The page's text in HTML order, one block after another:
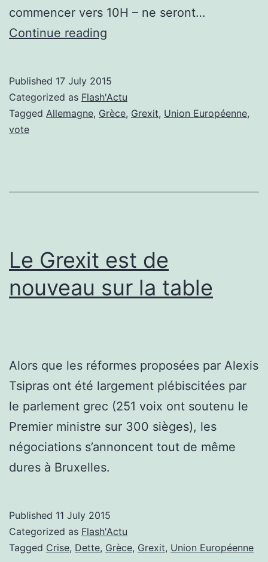
commencer vers 10H – ne seront…
Continue reading
l’Allemagne
va-
?
Published 17 July 2015
Categorized as Flash'Actu
Tagged Allemagne, Grèce, Grexit, Union Européenne,
vote
Le Grexit est de
nouveau sur la table
Alors que les réformes proposées par Alexis
Tsipras ont été largement plébiscitées par
le parlement grec (251 voix ont soutenu le
Premier ministre sur 300 sièges), les
négociations s’annoncent tout de même
dures à Bruxelles.
Published 11 July 2015
Categorized as Flash'Actu
Tagged Crise, Dette, Grèce, Grexit, Union Européenne